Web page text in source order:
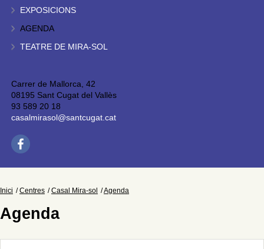
EXPOSICIONS
AGENDA
TEATRE DE MIRA-SOL
Carrer de Mallorca, 42
08195 Sant Cugat del Vallès
93 589 20 18
casalmirasol@santcugat.cat
Inici Centres Casal Mira-sol Agenda
Agenda